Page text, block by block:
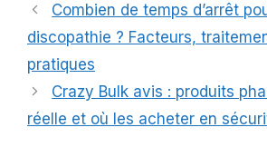
Combien de temps d’arrêt
discopathie ? Facteurs,
pratiques
Crazy Bulk avis : produits
réelle et où les acheter en